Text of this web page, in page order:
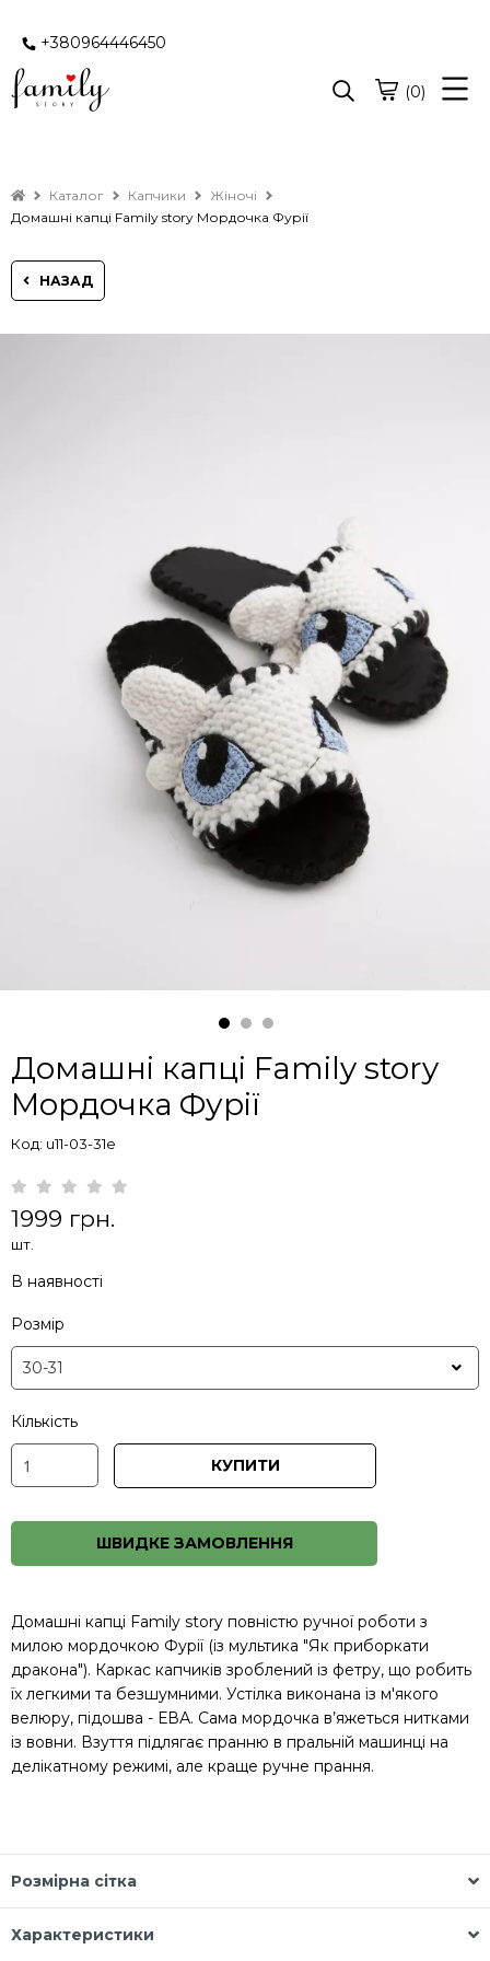
+380964446450
(0)
Каталог Капчики
Жіночі
Домашні капці Family story Мордочка Фурії
НАЗАД
Домашні капці Family story
Мордочка Фурії
Код: u11-03-31e
1999 грн.
шт.
В наявності
Розмір
Кількість
КУПИТИ
ШВИДКЕ ЗАМОВЛЕННЯ
Домашні капці Family story повністю ручної роботи з
милою мордочкою Фурії (із мультика "Як приборкати
дракона"). Каркас капчиків зроблений із фетру, що робить
їх легкими та безшумними. Устілка виконана із м'якого
велюру, підошва - ЕВА. Сама мордочка в’яжеться нитками
із вовни. Взуття підлягає пранню в пральній машинці на
делікатному режимі, але краще ручне прання.
Розмірна сітка
Характеристики